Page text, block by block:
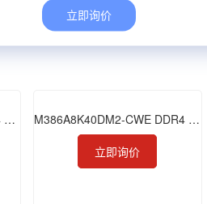
M474A1G43EB1-CRC DDR4 8GB 2400 ECC SODIMM
M386A8K40DM2-CWE DDR4 64GB 3200 LRDIMM
立即询价
立即询价